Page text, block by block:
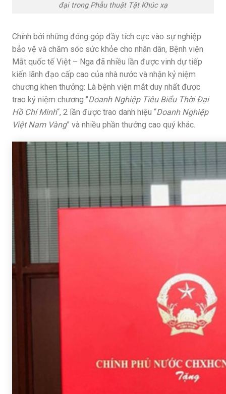
đại trong Phẫu thuật Tật Khúc xạ
Chính bởi những đóng góp đầy tích cực vào sự nghiệp
bảo vệ và chăm sóc sức khỏe cho nhân dân, Bệnh viện
Mắt quốc tế Việt – Nga đã nhiều lần được vinh dự tiếp
kiến lãnh đạo cấp cao của nhà nước và nhận kỷ niệm
chương khen thưởng: Là bệnh viện mắt duy nhất được
trao kỷ niệm chương “Doanh Nghiệp Tiêu Biểu Thời Đại
Hồ Chí Minh“, 2 lần được trao danh hiệu “Doanh Nghiệp
Việt Nam Vàng” và nhiều phần thưởng cao quý khác.